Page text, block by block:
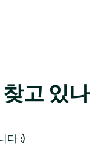
고 있나
다 :)